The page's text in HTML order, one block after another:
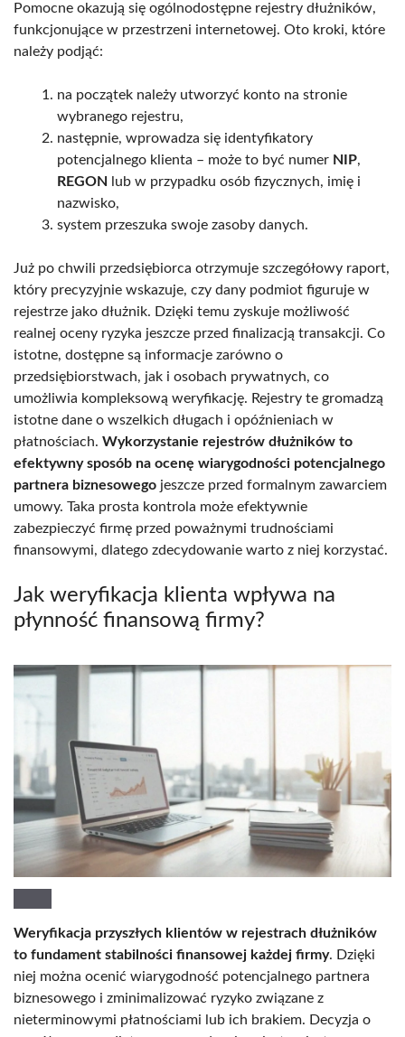
Pomocne okazują się ogólnodostępne rejestry dłużników,
funkcjonujące w przestrzeni internetowej. Oto kroki, które
należy podjąć:
na początek należy utworzyć konto na stronie
wybranego rejestru,
następnie, wprowadza się identyfikatory
potencjalnego klienta – może to być numer NIP,
REGON
lub w przypadku osób fizycznych, imię i
nazwisko,
system przeszuka swoje zasoby danych.
Już po chwili przedsiębiorca otrzymuje szczegółowy raport,
który precyzyjnie wskazuje, czy dany podmiot figuruje w
rejestrze jako dłużnik. Dzięki temu zyskuje możliwość
realnej oceny ryzyka jeszcze przed finalizacją transakcji. Co
istotne, dostępne są informacje zarówno o
przedsiębiorstwach, jak i osobach prywatnych, co
umożliwia kompleksową weryfikację. Rejestry te gromadzą
istotne dane o wszelkich długach i opóźnieniach w
płatnościach. Wykorzystanie rejestrów dłużników to
efektywny sposób na ocenę wiarygodności potencjalnego
partnera biznesowego jeszcze przed formalnym zawarciem
umowy. Taka prosta kontrola może efektywnie
zabezpieczyć firmę przed poważnymi trudnościami
finansowymi, dlatego zdecydowanie warto z niej korzystać.
Jak weryfikacja klienta wpływa na
płynność finansową firmy?
Weryfikacja przyszłych klientów w rejestrach dłużników
to fundament stabilności finansowej każdej firmy. Dzięki
niej można ocenić wiarygodność potencjalnego partnera
biznesowego i zminimalizować ryzyko związane z
nieterminowymi płatnościami lub ich brakiem. Decyzja o